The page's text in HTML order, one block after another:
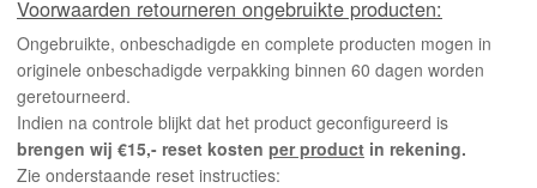
Voorwaarden retourneren ongebruikte producten:
Ongebruikte, onbeschadigde en complete producten mogen in
originele onbeschadigde verpakking binnen 60 dagen worden
geretourneerd.
Indien na controle blijkt dat het product geconfigureerd is
brengen wij €15,- reset kosten per product in rekening.
Zie onderstaande reset instructies: